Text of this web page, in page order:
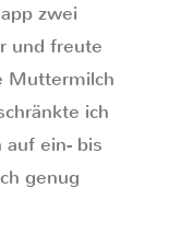
zwei
und freute
Muttermilch
ich
auf ein- bis
genug